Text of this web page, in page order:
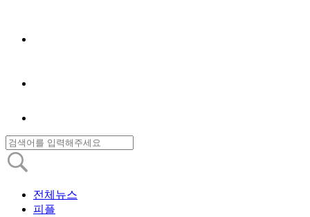
전체뉴스
피플